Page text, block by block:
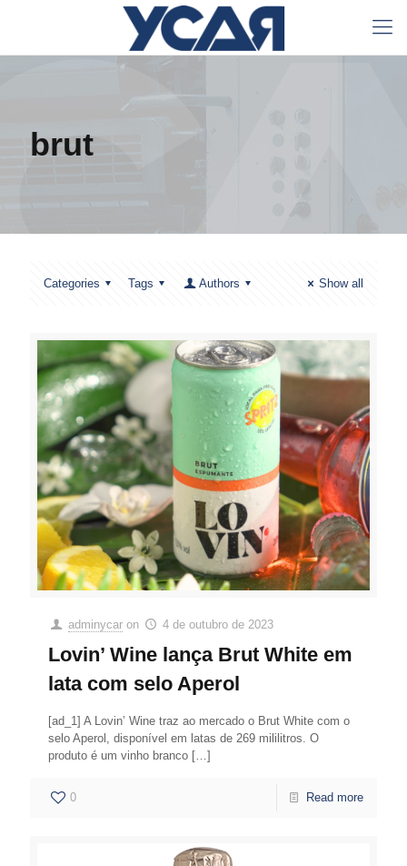
brut
Categories Tags Authors Show all
adminycar on 4 de outubro de 2023
Lovin’ Wine lança Brut White em
lata com selo Aperol
[ad_1] A Lovin’ Wine traz ao mercado o Brut White com o
selo Aperol, disponível em latas de 269 mililitros. O
produto é um vinho branco […]
0 Read more